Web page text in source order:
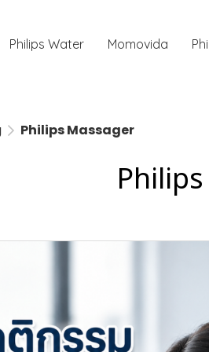
Philips Water Momovida
Philips Massager